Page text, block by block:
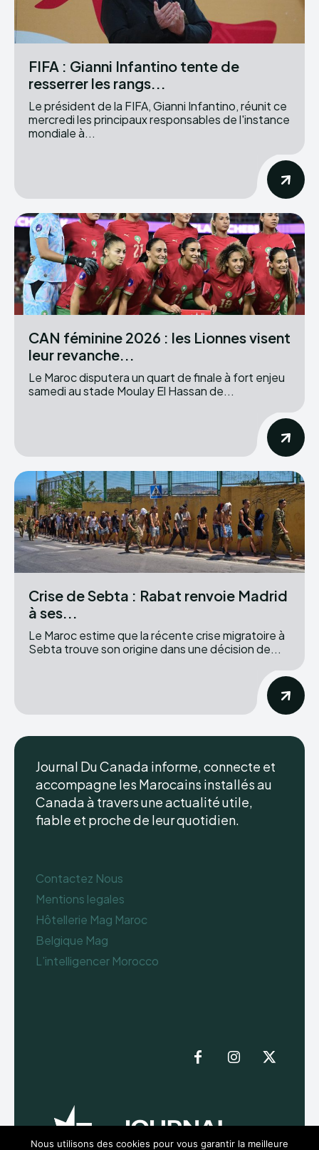
FIFA : Gianni Infantino tente de
resserrer les rangs...
Le président de la FIFA, Gianni Infantino, réunit ce
mercredi les principaux responsables de l'instance
mondiale à...
CAN féminine 2026 : les Lionnes visent
leur revanche...
Le Maroc disputera un quart de finale à fort enjeu
samedi au stade Moulay El Hassan de...
Crise de Sebta : Rabat renvoie Madrid
à ses...
Le Maroc estime que la récente crise migratoire à
Sebta trouve son origine dans une décision de...
Journal Du Canada informe, connecte et
accompagne les Marocains installés au
Canada à travers une actualité utile,
fiable et proche de leur quotidien.
Contactez Nous
Mentions legales
Hôtellerie Mag Maroc
Belgique Mag
L’intelligencer Morocco
Nous utilisons des cookies pour vous garantir la meilleure